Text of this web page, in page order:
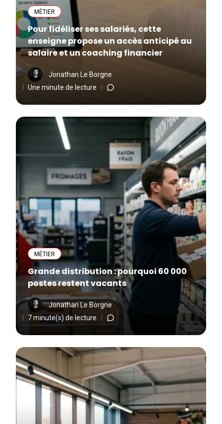
MÉTIER
Pour fidéliser ses salariés, cette
enseigne propose un accès anticipé au
salaire et un coaching financier
Jonathan Le Borgne
Une minute de lecture
MÉTIER
Grande distribution : pourquoi 60 000
postes restent vacants
Jonathan Le Borgne
7 minute(s) de lecture